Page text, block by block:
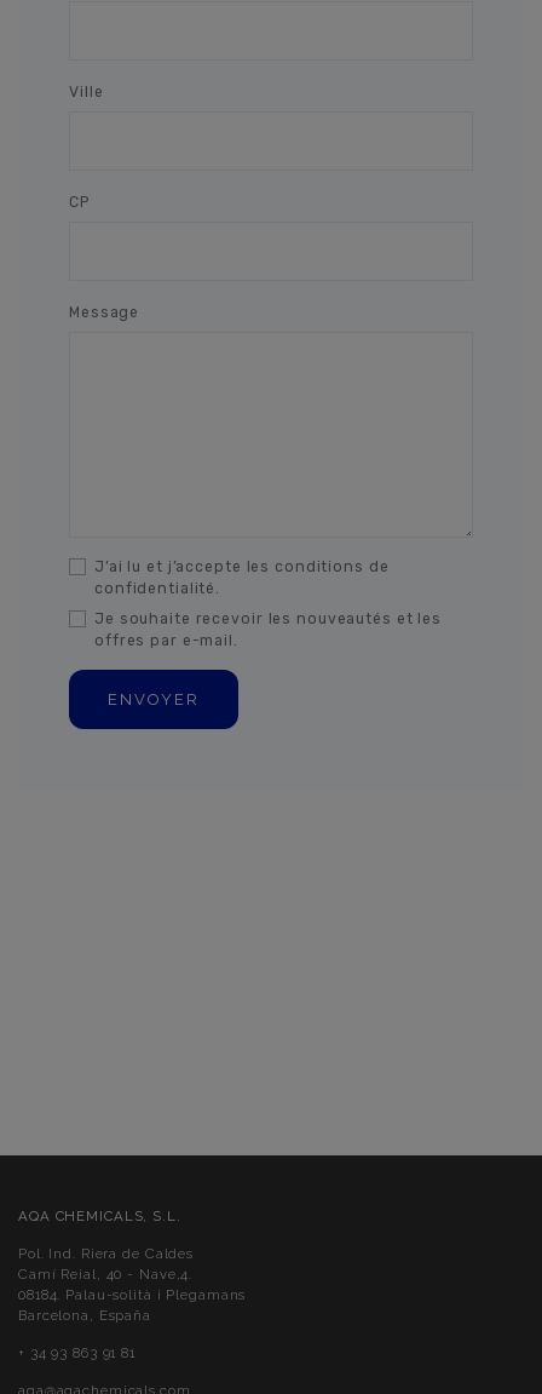
Ville
CP
Message
J’ai lu et j’accepte les conditions de
confidentialité.
Je souhaite recevoir les nouveautés et les
offres par e-mail.
AQA CHEMICALS, S.L.
Pol. Ind. Riera de Caldes
Camí Reial, 40 - Nave,4.
08184. Palau-solità i Plegamans
Barcelona, España
+ 34 93 863 91 81
aqa@aqachemicals.com